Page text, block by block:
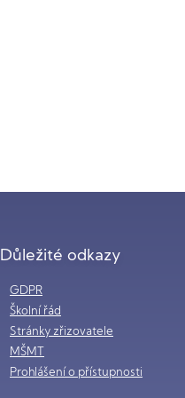
Důležité odkazy
GDPR
Školní řád
Stránky zřizovatele
MŠMT
Prohlášení o přístupnosti